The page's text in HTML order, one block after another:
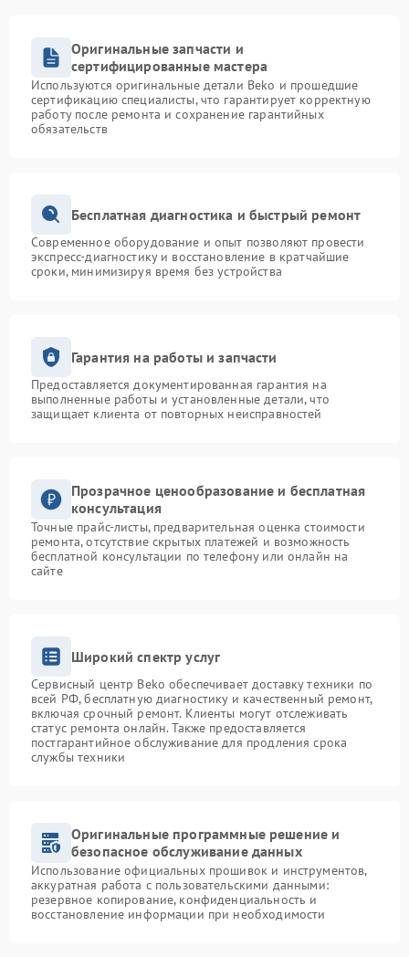
Оригинальные запчасти и
сертифицированные мастера
Используются оригинальные детали Beko и прошедшие
сертификацию специалисты, что гарантирует корректную
работу после ремонта и сохранение гарантийных
обязательств
Бесплатная диагностика и быстрый ремонт
Современное оборудование и опыт позволяют провести
экспресс-диагностику и восстановление в кратчайшие
сроки, минимизируя время без устройства
Гарантия на работы и запчасти
Предоставляется документированная гарантия на
выполненные работы и установленные детали, что
защищает клиента от повторных неисправностей
Прозрачное ценообразование и бесплатная
консультация
Точные прайс-листы, предварительная оценка стоимости
ремонта, отсутствие скрытых платежей и возможность
бесплатной консультации по телефону или онлайн на
сайте
Широкий спектр услуг
Сервисный центр Beko обеспечивает доставку техники по
всей РФ, бесплатную диагностику и качественный ремонт,
включая срочный ремонт. Клиенты могут отслеживать
статус ремонта онлайн. Также предоставляется
постгарантийное обслуживание для продления срока
службы техники
Оригинальные программные решение и
безопасное обслуживание данных
Использование официальных прошивок и инструментов,
аккуратная работа с пользовательскими данными:
резервное копирование, конфиденциальность и
восстановление информации при необходимости